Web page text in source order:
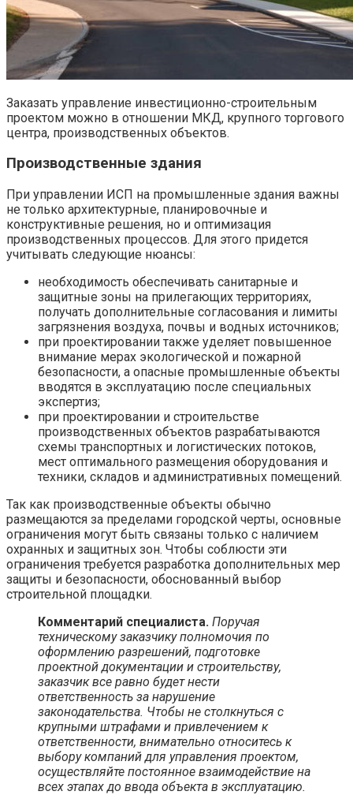
Заказать управление инвестиционно-строительным
проектом можно в отношении МКД, крупного торгового
центра, производственных объектов.
Производственные здания
При управлении ИСП на промышленные здания важны
не только архитектурные, планировочные и
конструктивные решения, но и оптимизация
производственных процессов. Для этого придется
учитывать следующие нюансы:
необходимость обеспечивать санитарные и
защитные зоны на прилегающих территориях,
получать дополнительные согласования и лимиты
загрязнения воздуха, почвы и водных источников;
при проектировании также уделяет повышенное
внимание мерах экологической и пожарной
безопасности, а опасные промышленные объекты
вводятся в эксплуатацию после специальных
экспертиз;
при проектировании и строительстве
производственных объектов разрабатываются
схемы транспортных и логистических потоков,
мест оптимального размещения оборудования и
техники, складов и административных помещений.
Так как производственные объекты обычно
размещаются за пределами городской черты, основные
ограничения могут быть связаны только с наличием
охранных и защитных зон. Чтобы соблюсти эти
ограничения требуется разработка дополнительных мер
защиты и безопасности, обоснованный выбор
строительной площадки.
Комментарий специалиста. Поручая
техническому заказчику полномочия по
оформлению разрешений, подготовке
проектной документации и строительству,
заказчик все равно будет нести
ответственность за нарушение
законодательства. Чтобы не столкнуться с
крупными штрафами и привлечением к
ответственности, внимательно относитесь к
выбору компаний для управления проектом,
осуществляйте постоянное взаимодействие на
всех этапах до ввода объекта в эксплуатацию.